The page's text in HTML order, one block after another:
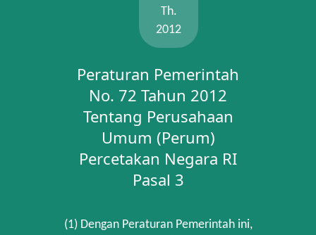
Th.
2012
Peraturan Pemerintah
No. 72 Tahun 2012
Tentang Perusahaan
Umum (Perum)
Percetakan Negara RI
Pasal 3
(1) Dengan Peraturan Pemerintah ini,